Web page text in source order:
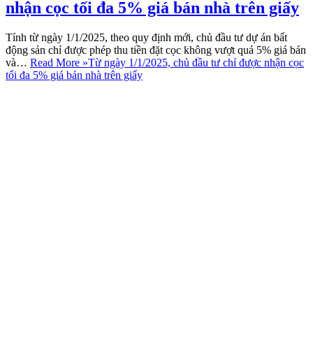
nhận cọc tối đa 5% giá bán nhà trên giấy
Tính từ ngày 1/1/2025, theo quy định mới, chủ đầu tư dự án bất
động sản chỉ được phép thu tiền đặt cọc không vượt quá 5% giá bán
và… Read More »Từ ngày 1/1/2025, chủ đầu tư chỉ được nhận cọc
tối đa 5% giá bán nhà trên giấy